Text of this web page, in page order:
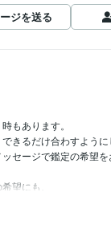
ジを送る
もあります。
きるだけ合わすように
セージで鑑定の希望を
望にも、
っていますので、